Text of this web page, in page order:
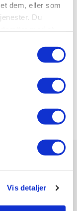
dem, eller som
Du
Vis detaljer